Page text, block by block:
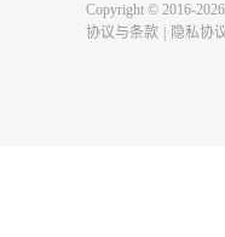
Copyright © 2016-2026
协议与条款
隐私协